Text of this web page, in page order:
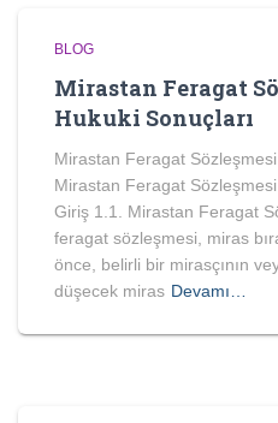
BLOG
Mirastan Feragat
Hukuki Sonuçları
Mirastan Feragat
Mirastan Feragat Sözleşmesi
Giriş 1.1. Mirastan Feragat
feragat sözleşmesi, miras
önce, belirli bir mirasçının
düşecek miras Devamı…